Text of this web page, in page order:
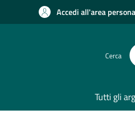
Accedi all'area
Cerca
Tutti gli